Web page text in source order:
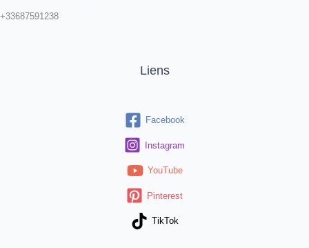
+33687591238
Liens
Facebook
Instagram
YouTube
Pinterest
TikTok